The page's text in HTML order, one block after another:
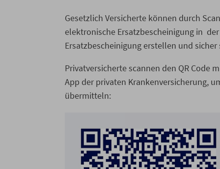
Gesetzlich Versicherte können durch
elektronische Ersatzbescheinigung in
Ersatzbescheinigung erstellen und sicher
Privatversicherte scannen den QR Code
App der privaten Krankenversicherung,
übermitteln: